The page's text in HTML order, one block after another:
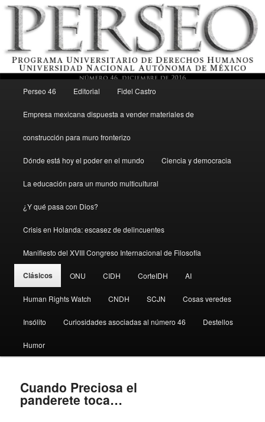
Perseo – PUDH UNAM
Ir al contenido secundario
Perseo 46 Editorial Fidel Castro
Empresa mexicana dispuesta a vender materiales de
construcción para muro fronterizo
Dónde está hoy el poder en el mundo Ciencia y democracia
La educación para un mundo multicultural
¿Y qué pasa con Dios?
Crisis en Holanda: escasez de delincuentes
Manifiesto del XVIII Congreso Internacional de Filosofía
Clásicos ONU CIDH CorteIDH AI
Human Rights Watch CNDH SCJN Cosas veredes
Insólito Curiosidades asociadas al número 46 Destellos
Humor
Cuando Preciosa el
panderete toca…